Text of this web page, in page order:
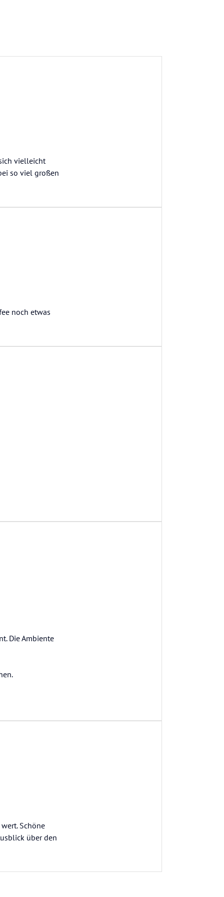
vielleicht
so viel großen
noch etwas
Die Ambiente
Schöne
über den